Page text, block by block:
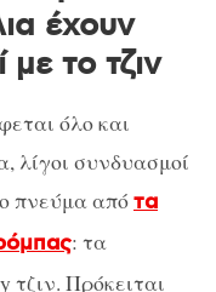
έχουν
με το τζιν
όλο και
λίγοι συνδυασμοί
πνεύμα απότα
: τα
τζιν. Πρόκειται